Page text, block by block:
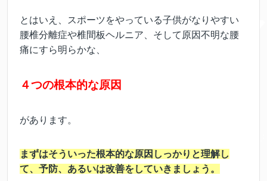
とはいえ、スポーツをやっている子供がなりやすい
腰椎分離症や椎間板ヘルニア、そして原因不明な腰
痛にすら明らかな、
４つの根本的な原因
があります。
まずはそういった根本的な原因しっかりと理解し
て、予防、あるいは改善をしていきましょう。